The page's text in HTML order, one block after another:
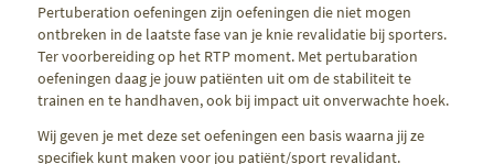
Pertuberation oefeningen zijn oefeningen die niet mogen
ontbreken in de laatste fase van je knie revalidatie bij sporters.
Ter voorbereiding op het RTP moment. Met pertubaration
oefeningen daag je jouw patiënten uit om de stabiliteit te
trainen en te handhaven, ook bij impact uit onverwachte hoek.
Wij geven je met deze set oefeningen een basis waarna jij ze
specifiek kunt maken voor jou patiënt/sport revalidant.